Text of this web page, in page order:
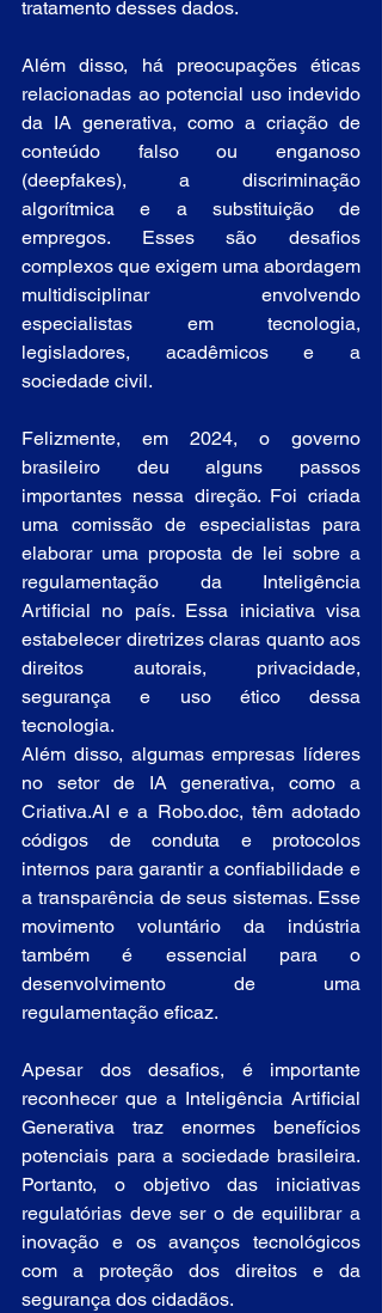
tratamento desses dados.
Além disso, há preocupações éticas
relacionadas ao potencial uso indevido
da IA generativa, como a criação de
conteúdo falso ou enganoso
(deepfakes), a discriminação
algorítmica e a substituição de
empregos. Esses são desafios
complexos que exigem uma abordagem
multidisciplinar envolvendo
especialistas em tecnologia,
legisladores, acadêmicos e a
sociedade civil.
Felizmente, em 2024, o governo
brasileiro deu alguns passos
importantes nessa direção. Foi criada
uma comissão de especialistas para
elaborar uma proposta de lei sobre a
regulamentação da Inteligência
Artificial no país. Essa iniciativa visa
estabelecer diretrizes claras quanto aos
direitos autorais, privacidade,
segurança e uso ético dessa
tecnologia.
Além disso, algumas empresas líderes
no setor de IA generativa, como a
Criativa.AI e a Robo.doc, têm adotado
códigos de conduta e protocolos
internos para garantir a confiabilidade e
a transparência de seus sistemas. Esse
movimento voluntário da indústria
também é essencial para o
desenvolvimento de uma
regulamentação eficaz.
Apesar dos desafios, é importante
reconhecer que a Inteligência Artificial
Generativa traz enormes benefícios
potenciais para a sociedade brasileira.
Portanto, o objetivo das iniciativas
regulatórias deve ser o de equilibrar a
inovação e os avanços tecnológicos
com a proteção dos direitos e da
segurança dos cidadãos.